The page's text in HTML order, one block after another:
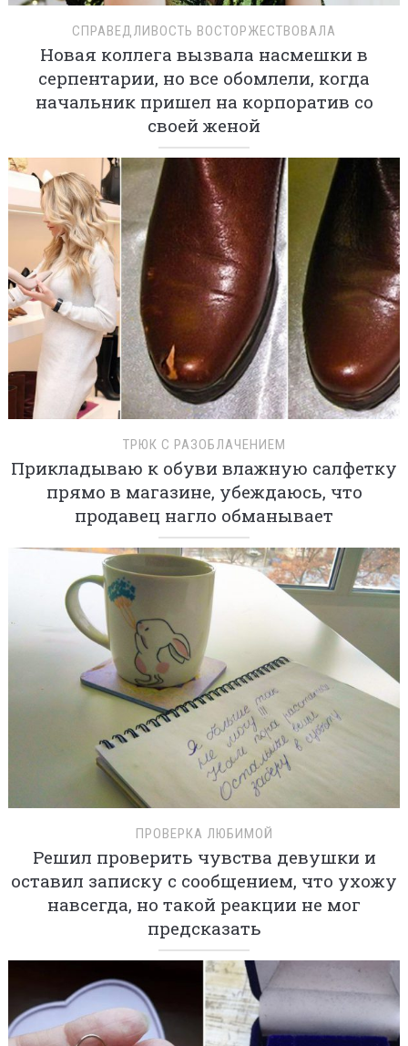
СПРАВЕДЛИВОСТЬ ВОСТОРЖЕСТВОВАЛА
Новая коллега вызвала насмешки в
серпентарии, но все обомлели, когда
начальник пришел на корпоратив со
своей женой
ТРЮК С РАЗОБЛАЧЕНИЕМ
Прикладываю к обуви влажную салфетку
прямо в магазине, убеждаюсь, что
продавец нагло обманывает
ПРОВЕРКА ЛЮБИМОЙ
Решил проверить чувства девушки и
оставил записку с сообщением, что ухожу
навсегда, но такой реакции не мог
предсказать